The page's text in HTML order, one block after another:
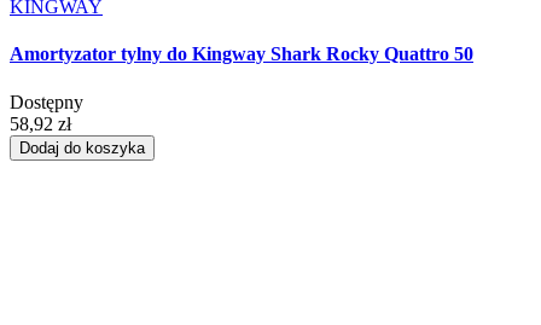
KINGWAY
Amortyzator tylny do Kingway Shark Rocky Quattro 50
Dostępny
58,92 zł
Dodaj do koszyka